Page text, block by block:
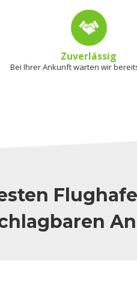
Zuverlässig
Bei Ihrer Ankunft warten wir